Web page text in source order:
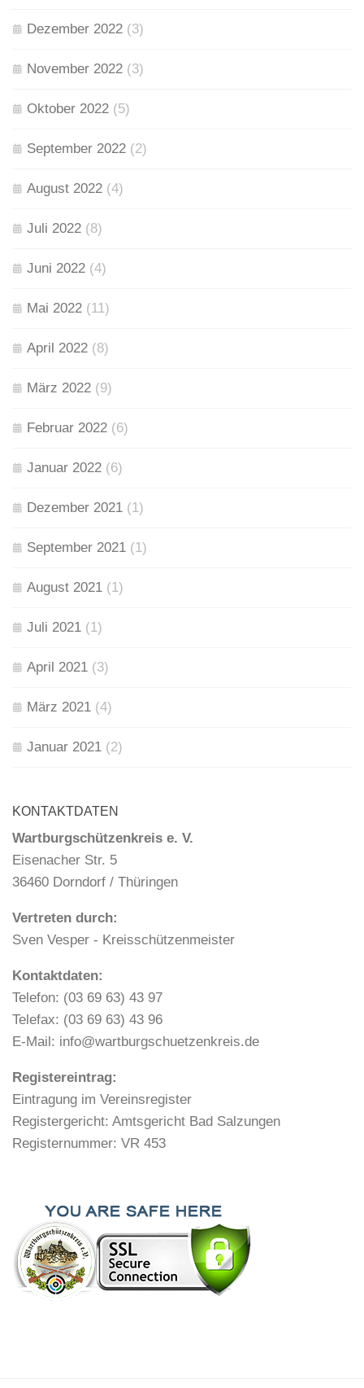
Dezember 2022 (3)
November 2022 (3)
Oktober 2022 (5)
September 2022 (2)
August 2022 (4)
Juli 2022 (8)
Juni 2022 (4)
Mai 2022 (11)
April 2022 (8)
März 2022 (9)
Februar 2022 (6)
Januar 2022 (6)
Dezember 2021 (1)
September 2021 (1)
August 2021 (1)
Juli 2021 (1)
April 2021 (3)
März 2021 (4)
Januar 2021 (2)
KONTAKTDATEN
Wartburgschützenkreis e. V.
Eisenacher Str. 5
36460 Dorndorf / Thüringen
Vertreten durch:
Sven Vesper - Kreisschützenmeister
Kontaktdaten:
Telefon: (03 69 63) 43 97
Telefax: (03 69 63) 43 96
E-Mail: info@wartburgschuetzenkreis.de
Registereintrag:
Eintragung im Vereinsregister
Registergericht: Amtsgericht Bad Salzungen
Registernummer: VR 453